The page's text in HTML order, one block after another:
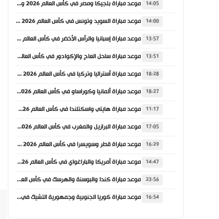
14:05 موعد مباراة بلجيكا ومصر في كأس العالم 2026 والقنوات الناقلة
14:00 موعد مباراة السويد وتونس في كأس العالم 2026 والقنوات الناقلة
13:57 موعد مباراة إسبانيا والرأس الأخضر في كأس العالم 2026 والقنوات الناقلة
13:51 موعد مباراة ساحل العاج والإكوادور في كأس العالم 2026 والقنوات الناقلة
18:28 موعد مباراة أستراليا وتركيا في كأس العالم 2026 والقنوات الناقلة
18:27 موعد مباراة ألمانيا وكوراساو في كأس العالم 2026 والقنوات الناقلة
11:17 موعد مباراة هايتي واسكتلندا في كأس العالم 2026 والقنوات الناقلة
17:05 موعد مباراة البرازيل والمغرب في كأس العالم 2026 والقنوات الناقلة
16:29 موعد مباراة قطر وسويسرا في كأس العالم 2026 والقنوات الناقلة
14:47 موعد مباراة أمريكا والباراغواي في كأس العالم 2026 والقنوات الناقلة
23:56 موعد مباراة كندا والبوسنة والهرسك في كأس العالم 2026 والقنوات الناقلة
16:54 موعد مباراة كوريا الجنوبية وجمهورية التشيك في كأس العالم 2026 والقنوات الناقلة